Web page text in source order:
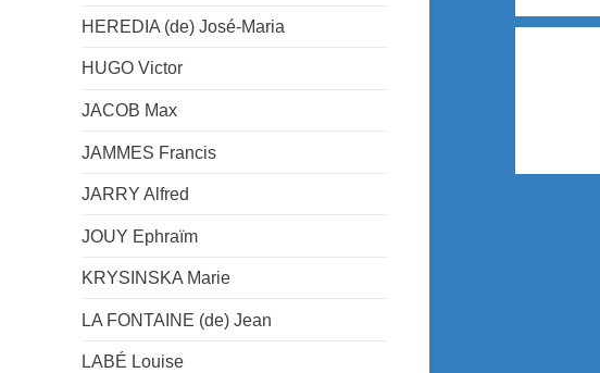
HEREDIA (de) José-Maria
HUGO Victor
JACOB Max
JAMMES Francis
JARRY Alfred
JOUY Ephraïm
KRYSINSKA Marie
LA FONTAINE (de) Jean
LABÉ Louise